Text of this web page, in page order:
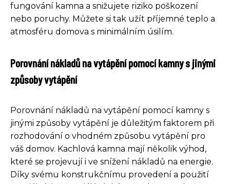
fungování kamna a snižujete riziko poškození
nebo poruchy. Můžete si tak užít příjemné teplo a
atmosféru domova s minimálním úsilím.
Porovnání nákladů na vytápění pomocí kamny s jinými
způsoby vytápění
Porovnání nákladů na vytápění pomocí kamny s
jinými způsoby vytápění je důležitým faktorem při
rozhodování o vhodném způsobu vytápění pro
váš domov. Kachlová kamna mají několik výhod,
které se projevují i ve snížení nákladů na energie.
Díky svému konstrukčnímu provedení a použití